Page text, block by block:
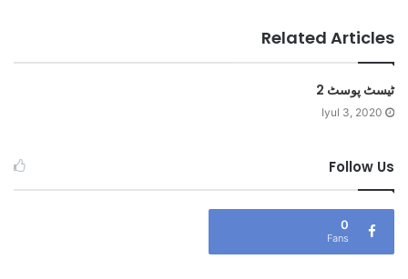
Related Articles
ٹیسٹ پوسٹ 2
Iyul 3, 2020
Follow Us
0
Fans